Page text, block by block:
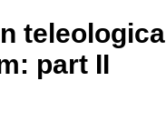
part II